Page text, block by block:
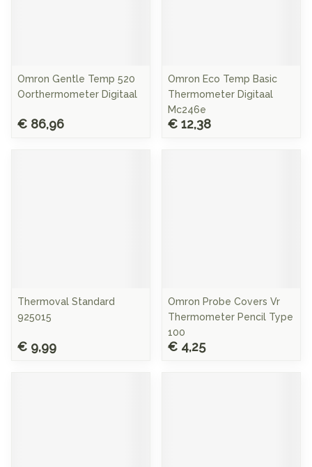
Omron Gentle Temp 520
Oorthermometer Digitaal
€ 86,96
Omron Eco Temp Basic
Thermometer Digitaal
Mc246e
€ 12,38
Thermoval Standard
925015
€ 9,99
Omron Probe Covers Vr
Thermometer Pencil Type
100
€ 4,25